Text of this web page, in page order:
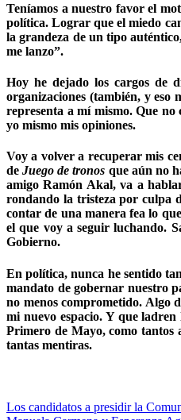
Teníamos a nuestro favor el
política. Lograr que el miedo
la grandeza de un tipo
me lanzo”.
Hoy he dejado los cargos de
organizaciones (también, y eso
representa a mí mismo. Que
yo mismo mis opiniones.
Voy a volver a recuperar mis
deJuego de tronos que aún no
amigo Ramón Akal, va a
rondando la tristeza por culpa
contar de una manera fea lo
el que voy a seguir luchando.
Gobierno.
En política, nunca he sentido
mandato de gobernar nuestro
no menos comprometido. Algo
mi nuevo espacio. Y que
Primero de Mayo, como
tantas mentiras.
Navegación
Los candidatos a presidir la